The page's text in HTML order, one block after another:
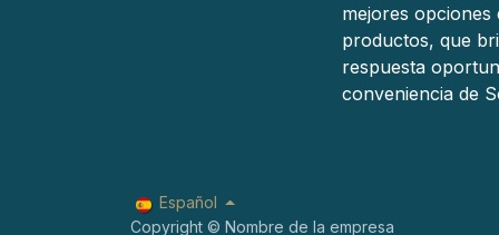
mejores
productos, que
respuesta
conveniencia de
Copyright © Nombre de la empresa
Español